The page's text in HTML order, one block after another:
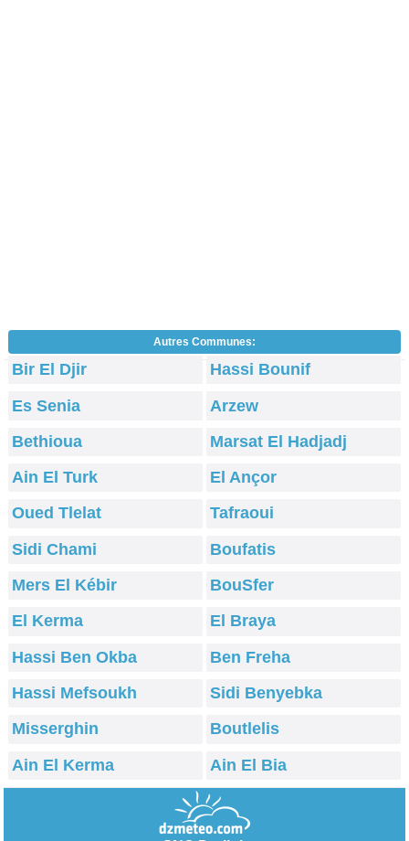
Autres Communes:
Bir El Djir
Hassi Bounif
Es Senia
Arzew
Bethioua
Marsat El Hadjadj
Ain El Turk
El Ançor
Oued Tlelat
Tafraoui
Sidi Chami
Boufatis
Mers El Kébir
BouSfer
El Kerma
El Braya
Hassi Ben Okba
Ben Freha
Hassi Mefsoukh
Sidi Benyebka
Misserghin
Boutlelis
Ain El Kerma
Ain El Bia